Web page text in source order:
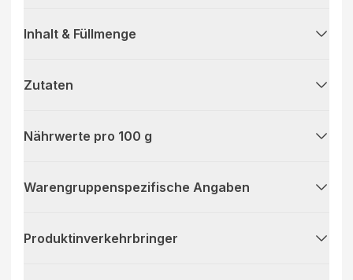
Inhalt & Füllmenge
Zutaten
Nährwerte pro 100 g
Warengruppenspezifische Angaben
Produktinverkehrbringer